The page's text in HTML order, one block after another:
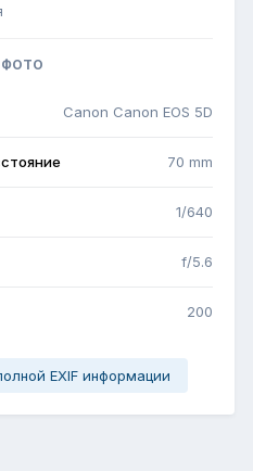
Canon Canon EOS 5D
70 mm
1/640
f/5.6
200
EXIF информации